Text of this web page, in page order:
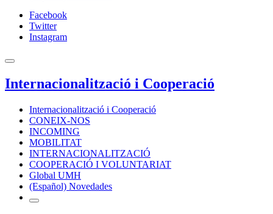
Facebook
Twitter
Instagram
Internacionalització i Cooperació
Internacionalització i Cooperació
CONEIX-NOS
INCOMING
MOBILITAT
INTERNACIONALITZACIÓ
COOPERACIÓ I VOLUNTARIAT
Global UMH
(Español) Novedades